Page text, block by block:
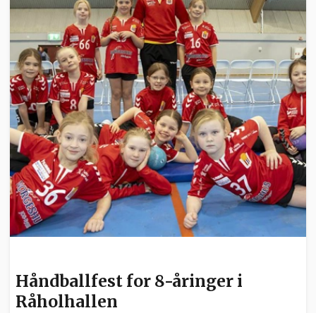
Håndballfest for 8-åringer i
Råholhallen